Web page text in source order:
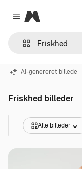
Close menu
Magnific
AI-genereret billede
Friskhed billeder
Alle billeder